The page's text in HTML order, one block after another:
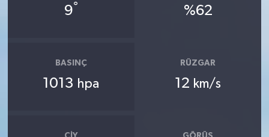
9° %62
BASINÇ
1013 hpa
RÜZGAR
12 km/s